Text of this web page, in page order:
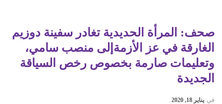
صحف: المرأة الحديدية تغادر سفينة دوزيم
الغارقة في عز الأزمةإلى منصب سامي،
وتعليمات صارمة بخصوص رخص السياقة
الجديدة
في يناير 18, 2020